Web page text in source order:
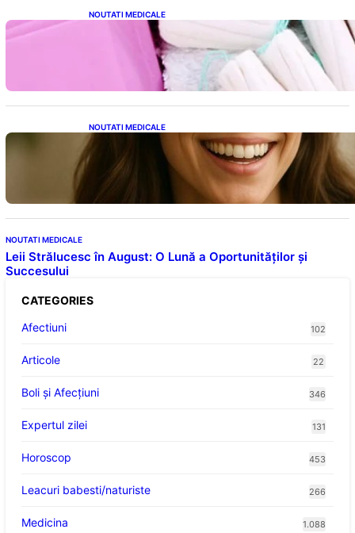
NOUTATI MEDICALE
Tampoanele menstruale: O analiză profundă
a riscurilor legate de metale toxice
NOUTATI MEDICALE
Ceaiul – Băutura care protejează inima:
Descoperiri recente despre beneficiile
consumului zilnic
NOUTATI MEDICALE
Leii Strălucesc în August: O Lună a Oportunităților și
Succesului
CATEGORIES
Afectiuni
102
Articole 22
Boli și Afecțiuni 346
Expertul zilei 131
Horoscop 453
Leacuri babesti/naturiste 266
Medicina 1.088